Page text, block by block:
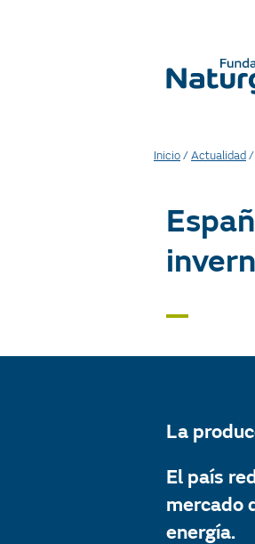
Inicio/Actualidad /
La
El país
mercado
energía.